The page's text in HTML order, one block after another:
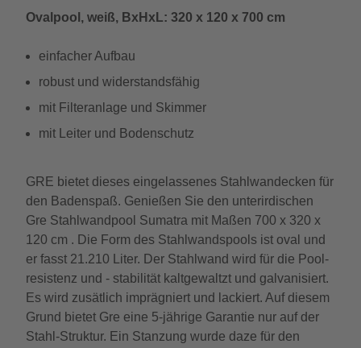
Ovalpool, weiß, BxHxL: 320 x 120 x 700 cm
einfacher Aufbau
robust und widerstandsfähig
mit Filteranlage und Skimmer
mit Leiter und Bodenschutz
GRE bietet dieses eingelassenes Stahlwandecken für
den Badenspaß. Genießen Sie den unterirdischen
Gre Stahlwandpool Sumatra mit Maßen 700 x 320 x
120 cm . Die Form des Stahlwandspools ist oval und
er fasst 21.210 Liter. Der Stahlwand wird für die Pool-
resistenz und - stabilität kaltgewaltzt und galvanisiert.
Es wird zusätlich imprägniert und lackiert. Auf diesem
Grund bietet Gre eine 5-jährige Garantie nur auf der
Stahl-Struktur. Ein Stanzung wurde daze für den